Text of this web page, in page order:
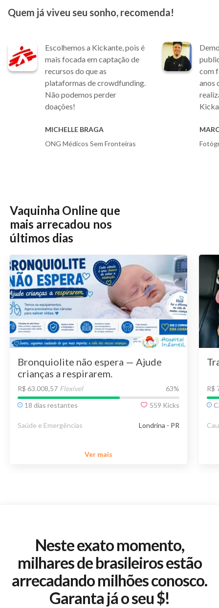
Quem já viveu seu sonho, recomenda!
Escolhemos a Kickante, pois é
mais focada em captação de
recursos do que as
plataformas de crowdfunding.
Não podemos perder
doações!
MICHELLE BRAGA
ONG Médicos Sem Fronteiras
com
anos
Vaquinha Online que
mais arrecadou nos
últimos dias
Bronquiolite não espera — Ajude
crianças a respirarem.
R$ 63.008,57 Flexível 63%
18 dias restantes
559 Kicks
Saúde e Emergências Londrina - PR
Ver mais
R$
Neste exato momento,
milhares de brasileiros estão
arrecadando milhões conosco.
Garanta já o seu $!